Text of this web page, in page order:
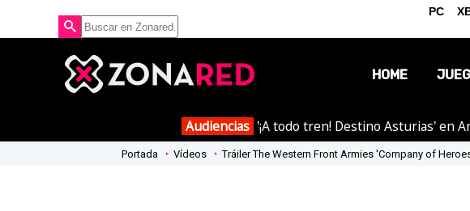
HOME
Audiencias '¡A todo tren! Destino Asturias' en
Portada Vídeos Tráiler The Western Front Armies 'Company of
PC